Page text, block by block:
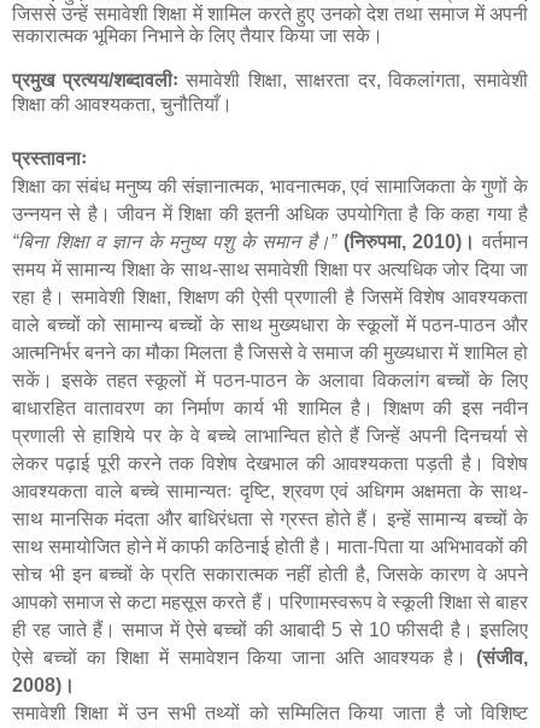
जिससे उन्हें समावेशी शिक्षा में शामिल करते हुए उनको देश तथा समाज में अपनी
सकारात्मक भूमिका निभाने के लिए तैयार किया जा सके।
प्रमुख प्रत्यय/शब्दावलीः समावेशी शिक्षा, साक्षरता दर, विकलांगता,समावेशी
शिक्षा की आवश्यकता, चुनौतियाँ।
प्रस्तावनाः
शिक्षा का संबंध मनुष्य की संज्ञानात्मक, भावनात्मक, एवं सामाजिकता के गुणों के
उन्नयन से है। जीवन में शिक्षा की इतनी अधिक उपयोगिता है कि कहा गया है
“बिना शिक्षा व ज्ञान के मनुष्य पशु के समान है।” (निरुपमा,2010)।वर्तमान
समय में सामान्य शिक्षा के साथ-साथ समावेशी शिक्षा पर अत्यधिक जोर दिया जा
रहा है। समावेशी शिक्षा, शिक्षण की ऐसी प्रणाली है जिसमें विशेष आवश्यकता
वाले बच्चों को सामान्य बच्चों के साथ मुख्यधारा के स्कूलों में पठन-पाठन और
आत्मनिर्भर बनने का मौका मिलता है जिससे वे समाज की मुख्यधारा में शामिल हो
सकें। इसके तहत स्कूलों में पठन-पाठन के अलावा विकलांग बच्चों के लिए
बाधारहित वातावरण का निर्माण कार्य भी शामिल है। शिक्षण की इस नवीन
प्रणाली से हाशिये पर के वे बच्चे लाभान्वित होते हैं जिन्हें अपनी दिनचर्या से
लेकर पढ़ाई पूरी करने तक विशेष देखभाल की आवश्यकता पड़ती है। विशेष
आवश्यकता वाले बच्चे सामान्यतः दृष्टि, श्रवण एवं अधिगम अक्षमता के साथ-
साथ मानसिक मंदता और बाधिरंधता से ग्रस्त होते हैं। इन्हें सामान्य बच्चों के
साथ समायोजित होने में काफी कठिनाई होती है। माता-पिता या अभिभावकों की
सोच भी इन बच्चों के प्रति सकारात्मक नहीं होती है, जिसके कारण वे अपने
आपको समाज से कटा महसूस करते हैं। परिणामस्वरूप वे स्कूली शिक्षा से बाहर
ही रह जाते हैं। समाज में ऐसे बच्चों की आबादी 5 से 10 फीसदी है। इसलिए
ऐसे बच्चों का शिक्षा में समावेशन किया जाना अति आवश्यक है। (संजीव,
2008)।
समावेशी शिक्षा में उन सभी तथ्यों को सम्मिलित किया जाता है जो विशिष्ट